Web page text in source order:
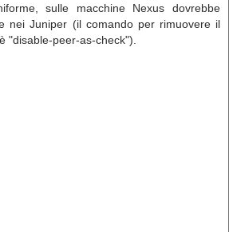
sulle macchine Nexus dovrebbe
nei Juniper (il comando per rimuovere il
"disable-peer-as-check").